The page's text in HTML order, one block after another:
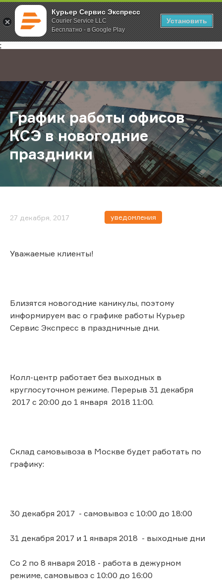
Курьер Сервис Экспресс
Courier Service LLC
Бесплатно - в Google Play
Установить
;
Главная О компании Новости График работы офисов КСЭ в
График работы офисов
КСЭ в новогодние
праздники
27 декабря, 2017 уведомления
Уважаемые клиенты!
Близятся новогодние каникулы, поэтому
информируем вас о графике работы Курьер
Сервис Экспресс в праздничные дни.
Колл-центр работает без выходных в
круглосуточном режиме. Перерыв 31 декабря
2017 с 20:00 до 1 января 2018 11:00.
Склад самовывоза в Москве будет работать по
графику:
30 декабря 2017 - самовывоз с 10:00 до 18:00
31 декабря 2017 и 1 января 2018 - выходные дни
Со 2 по 8 января 2018 - работа в дежурном
режиме, самовывоз с 10:00 до 16:00